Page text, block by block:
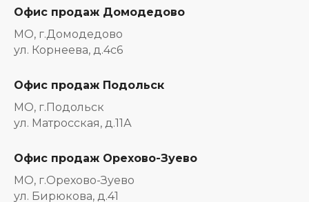
Офис продаж Домодедово
МО, г.Домодедово
ул. Корнеева, д.4с6
Офис продаж Подольск
МО, г.Подольск
ул. Матросская, д.11А
Офис продаж Орехово-Зуево
МО, г.Орехово-Зуево
ул. Бирюкова, д.41